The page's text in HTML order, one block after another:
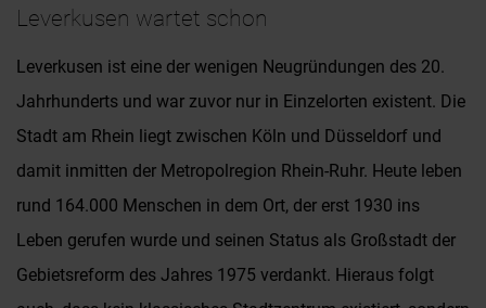
Leverkusen wartet schon
Leverkusen ist eine der wenigen Neugründungen des 20.
Jahrhunderts und war zuvor nur in Einzelorten existent. Die
Stadt am Rhein liegt zwischen Köln und Düsseldorf und
damit inmitten der Metropolregion Rhein-Ruhr. Heute leben
rund 164.000 Menschen in dem Ort, der erst 1930 ins
Leben gerufen wurde und seinen Status als Großstadt der
Gebietsreform des Jahres 1975 verdankt. Hieraus folgt